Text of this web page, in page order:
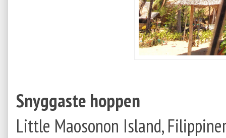
Snyggaste hoppen
Little Maosonon Island,